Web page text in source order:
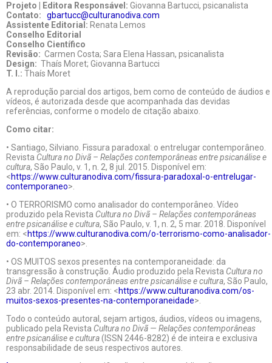
Projeto | Editora Responsável: Giovanna Bartucci, psicanalista
Contato: gbartucc@culturanodiva.com
Assistente Editorial: Renata Lemos
Conselho Editorial
Conselho Científico
Revisão: Carmen Costa; Sara Elena Hassan, psicanalista
Design: Thaís Moret; Giovanna Bartucci
T. I.: Thaís Moret
A reprodução parcial dos artigos, bem como de conteúdo de áudios e
vídeos, é autorizada desde que acompanhada das devidas
referências, conforme o modelo de citação abaixo.
Como citar:
• Santiago, Silviano. Fissura paradoxal: o entrelugar contemporâneo.
Revista Cultura no Divã – Relações contemporâneas entre psicanálise e
cultura, São Paulo, v. 1, n. 2, 8 jul. 2015. Disponível em:
<https://www.culturanodiva.com/fissura-paradoxal-o-entrelugar-
contemporaneo>.
• O TERRORISMO como analisador do contemporâneo. Vídeo
produzido pela Revista Cultura no Divã – Relações contemporâneas
entre psicanálise e cultura, São Paulo, v. 1, n. 2, 5 mar. 2018. Disponível
em: <https://www.culturanodiva.com/o-terrorismo-como-analisador-
do-contemporaneo>.
• OS MUITOS sexos presentes na contemporaneidade: da
transgressão à construção. Áudio produzido pela Revista Cultura no
Divã – Relações contemporâneas entre psicanálise e cultura, São Paulo,
23 abr. 2014. Disponível em: <https://www.culturanodiva.com/os-
muitos-sexos-presentes-na-contemporaneidade>.
Todo o conteúdo autoral, sejam artigos, áudios, vídeos ou imagens,
publicado pela Revista Cultura no Divã — Relações contemporâneas
entre psicanálise e cultura(ISSN 2446-8282) é de inteira e exclusiva
responsabilidade de seus respectivos autores.